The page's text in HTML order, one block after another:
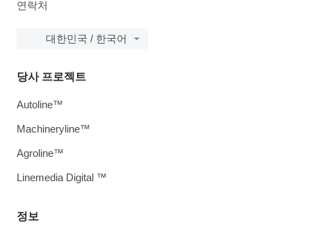
연락처
대한민국 / 한국어
정보
당사 프로젝트
Autoline™
Machineryline™
Agroline™
Linemedia Digital ™